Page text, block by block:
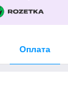
Оплата